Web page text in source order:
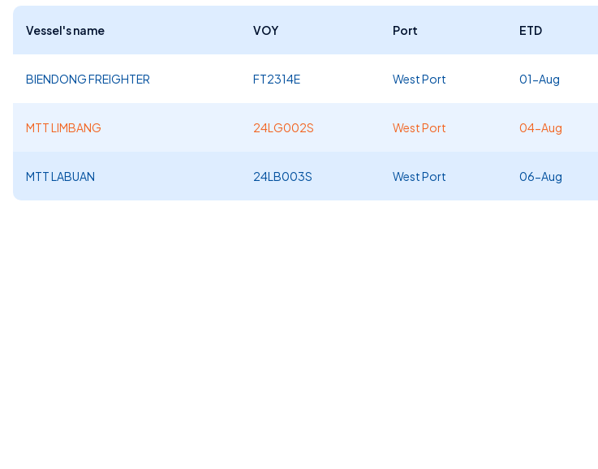
Vessel's name VOY Port ETD
BIENDONG FREIGHTER FT2314E West Port 01-Aug
MTT LIMBANG 24LG002S West Port 04-Aug
MTT LABUAN 24LB003S West Port 06-Aug